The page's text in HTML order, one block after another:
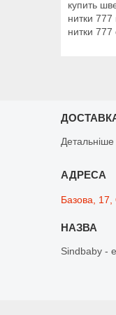
купить
нитки 777
нитки 777
Базова, 17,
Sindbaby -